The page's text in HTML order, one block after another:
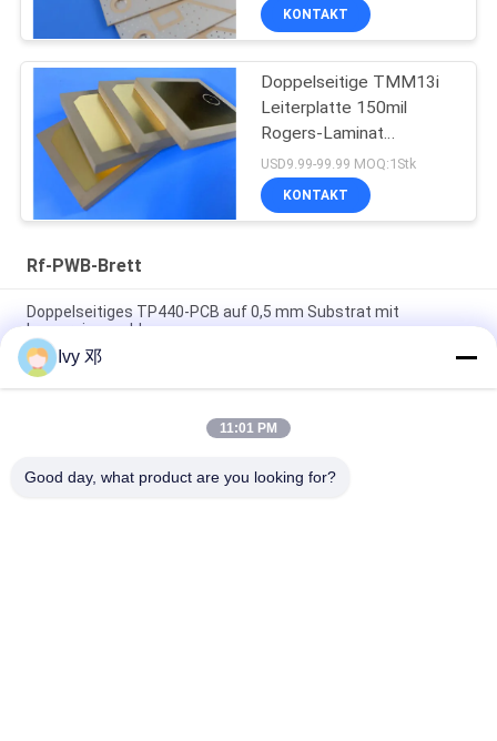
KONTAKT
Doppelseitige TMM13i
Leiterplatte 150mil
Rogers-Laminat
Hochfrequenzschaltungen
USD9.99-99.99 MOQ:1Stk
KONTAKT
Rf-PWB-Brett
Doppelseitiges TP440-PCB auf 0,5 mm Substrat mit
Immersionsgold
Doppelseitiges CER-10 Hochfrequenz-PCB 30 Millimeter
Laminat-Immersionssilber
5 mil Dicke WL-CT300 PCB 2-Schicht schwarz Seidenfläche
Ivy 邓
11:01 PM
Good day, what product are you looking for?